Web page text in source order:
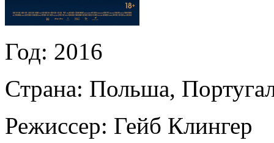
Год: 2016
Страна: Польша,
Режиссер: Гейб Клингер